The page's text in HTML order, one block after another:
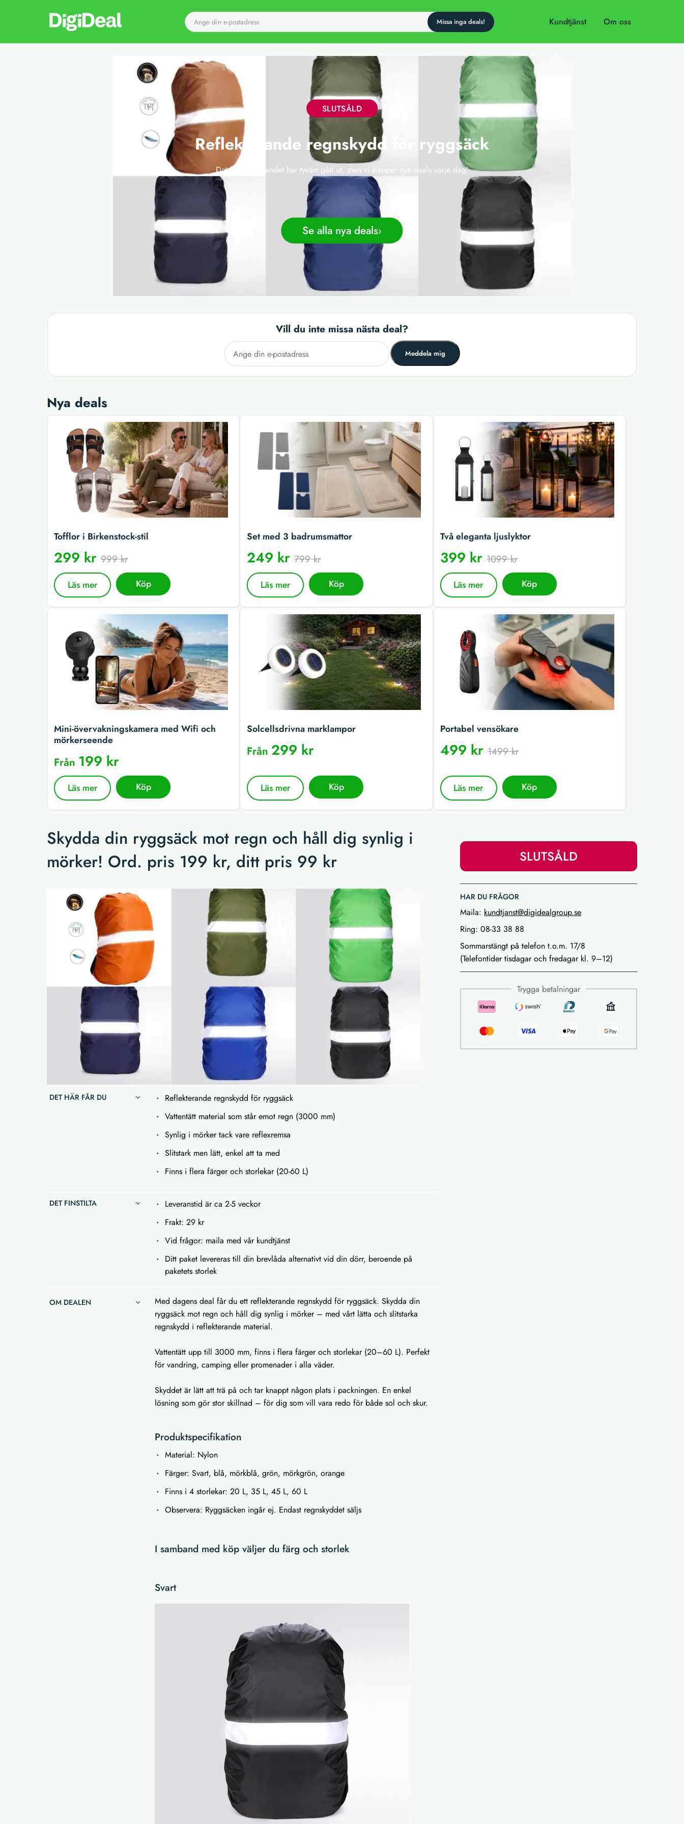
Till startsidan Kundtjänst Om oss
SLUTSÅLD
Reflekterande regnskydd för ryggsäck
Det här erbjudandet har tyvärr gått ut, men vi släpper nya deals varje dag!
Se alla nya deals
Vill du inte missa nästa deal?
Meddela mig
Nya deals
Tofflor i Birkenstock-stil
299 kr 999 kr
Läs mer Köp
Set med 3 badrumsmattor
249 kr799 kr
Läs mer Köp
Två eleganta ljuslyktor
399 kr1099 kr
Läs mer Köp
Mini-övervakningskamera med Wifi och
mörkerseende
Från 199 kr
Läs mer Köp
Solcellsdrivna marklampor
Från299 kr
Läs mer Köp
Portabel vensökare
499 kr1499 kr
Läs mer Köp
Skydda din ryggsäck mot regn och håll dig synlig i
mörker! Ord. pris 199 kr, ditt pris 99 kr
SLUTSÅLD
HAR DU FRÅGOR
Maila: kundtjanst@digidealgroup.se
Ring: 08-33 38 88
Sommarstängt på telefon t.o.m. 17/8
(Telefontider tisdagar och fredagar kl. 9–12)
Trygga betalningar
DET HÄR FÅR DU
Reflekterande regnskydd för ryggsäck
Vattentätt material som står emot regn (3000 mm)
Synlig i mörker tack vare reflexremsa
Slitstark men lätt, enkel att ta med
Finns i flera färger och storlekar (20-60 L)
DET FINSTILTA
Leveranstid är ca 2-5 veckor
Frakt: 29 kr
Vid frågor: maila med vår kundtjänst
Ditt paket levereras till din brevlåda alternativt vid din dörr, beroende på
paketets storlek
OM DEALEN
Med dagens deal får du ett reflekterande regnskydd för ryggsäck. Skydda din
ryggsäck mot regn och håll dig synlig i mörker – med vårt lätta och slitstarka
regnskydd i reflekterande material.
Vattentätt upp till 3000 mm, finns i flera färger och storlekar (20–60 L). Perfekt
för vandring, camping eller promenader i alla väder.
Skyddet är lätt att trä på och tar knappt någon plats i packningen. En enkel
lösning som gör stor skillnad – för dig som vill vara redo för både sol och skur.
Produktspecifikation
Material: Nylon
Färger: Svart, blå, mörkblå, grön, mörkgrön, orange
Finns i 4 storlekar: 20 L, 35 L, 45 L, 60 L
Observera: Ryggsäcken ingår ej. Endast regnskyddet säljs
I samband med köp väljer du färg och storlek
Svart